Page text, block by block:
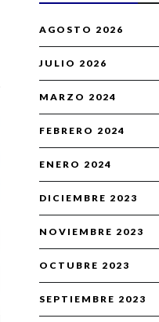
AGOSTO 2026
JULIO 2026
MARZO 2024
FEBRERO 2024
ENERO 2024
DICIEMBRE 2023
NOVIEMBRE 2023
OCTUBRE 2023
SEPTIEMBRE 2023